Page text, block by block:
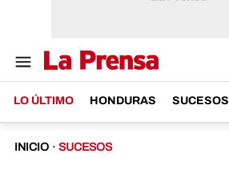
LO ÚLTIMO HONDURAS SUCESOS
INICIO · SUCESOS